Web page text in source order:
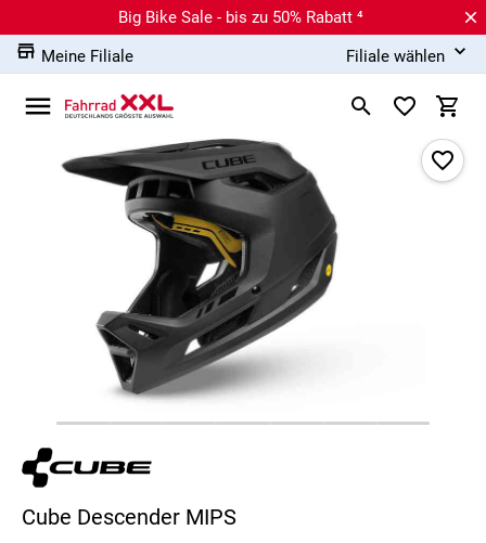
Big Bike Sale - bis zu 50% Rabatt ⁴
Meine Filiale
Filiale wählen
Cube Descender MIPS